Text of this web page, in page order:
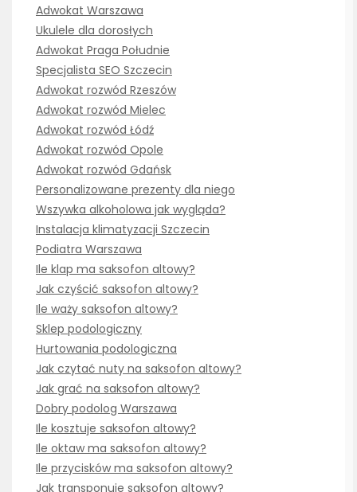
Adwokat Warszawa
Ukulele dla dorosłych
Adwokat Praga Południe
Specjalista SEO Szczecin
Adwokat rozwód Rzeszów
Adwokat rozwód Mielec
Adwokat rozwód Łódź
Adwokat rozwód Opole
Adwokat rozwód Gdańsk
Personalizowane prezenty dla niego
Wszywka alkoholowa jak wygląda?
Instalacja klimatyzacji Szczecin
Podiatra Warszawa
Ile klap ma saksofon altowy?
Jak czyścić saksofon altowy?
Ile waży saksofon altowy?
Sklep podologiczny
Hurtowania podologiczna
Jak czytać nuty na saksofon altowy?
Jak grać na saksofon altowy?
Dobry podolog Warszawa
Ile kosztuje saksofon altowy?
Ile oktaw ma saksofon altowy?
Ile przycisków ma saksofon altowy?
Jak transponuje saksofon altowy?